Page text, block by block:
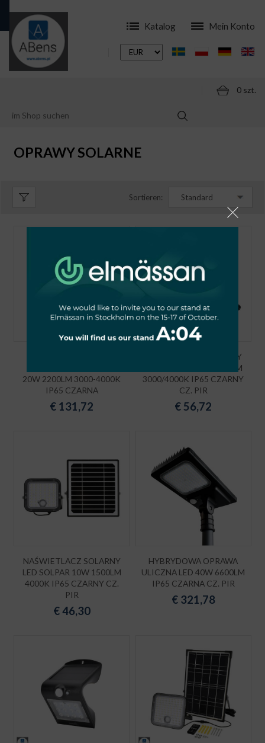
Katalog Mein Konto
0 szt.
ONLINESHOP OPRAWY SOLARNE
OPRAWY SOLARNE
Sortieren: Standard
20W 2200LM 3000-4000K
IP65 CZARNA
€ 131,72
NAŚWIETLACZ SOLARNY
LED SOLPAR 30W 4800LM
3000/4000K IP65 CZARNY
CZ. PIR
€56,72
NAŚWIETLACZ SOLARNY
LED SOLPAR 10W 1500LM
4000K IP65 CZARNY CZ.
PIR
€46,30
HYBRYDOWA OPRAWA
ULICZNA LED 40W 6600LM
IP65 CZARNA CZ. PIR
€ 321,78